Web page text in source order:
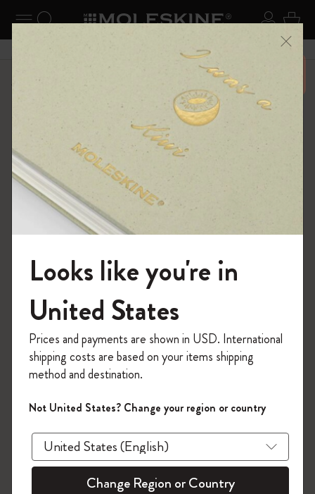
ナビゲーションの切替 ログ
検索 (キーワードなど) カ
6,500円以上のご購入で送料無料 メニ
ーを閉じる
ショップ 18ヶ月プランナー
モレスキンの世界へようこそ
「WELCOME10」を入力すると、初回注
文が10%オフ＋送料無料になります。セ
ール・アウトレット品は適用外。
Moleskineアカウントを作成して限定オフ
ァーや会員特典、さらに多くのインスピ
レーションを手に入れましょう。
今すぐ会員登録 !
Looks like you're in
United States
Prices and payments are shown in USD. International
shipping costs are based on your items shipping
method and destination.
Not United States? Change your region or country
Change Region or Country